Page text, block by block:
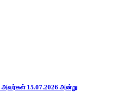
அவர்கள் 15.07.2026 அன்று